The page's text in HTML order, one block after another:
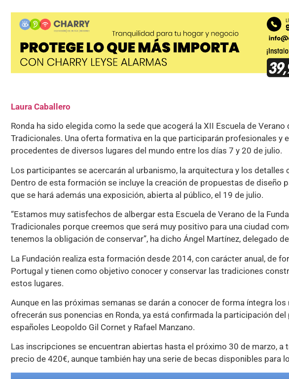
Laura Caballero
Ronda ha sido elegida como la sede que acogerá la XII Escuela de
Tradicionales. Una oferta formativa en la que participarán profesionales y
procedentes de diversos lugares del mundo entre los días 7 y 20 de julio.
Los participantes se acercarán al urbanismo, la arquitectura y los
Dentro de esta formación se incluye la creación de propuestas de diseño
que se hará además una exposición, abierta al público, el 19 de julio.
“Estamos muy satisfechos de albergar esta Escuela de Verano de la
Tradicionales porque creemos que será muy positivo para una ciudad
tenemos la obligación de conservar”, ha dicho Ángel Martínez, delegado
La Fundación realiza esta formación desde 2014, con carácter anual, de
Portugal y tienen como objetivo conocer y conservar las tradiciones
estos lugares.
Aunque en las próximas semanas se darán a conocer de forma íntegra
ofrecerán sus ponencias en Ronda, ya está confirmada la participación
españoles Leopoldo Gil Cornet y Rafael Manzano.
Las inscripciones se encuentran abiertas hasta el próximo 30 de marzo, a
precio de 420€, aunque también hay una serie de becas disponibles para